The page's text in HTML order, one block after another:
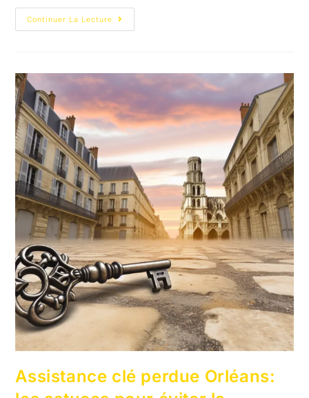
Continuer La Lecture
Assistance clé perdue Orléans: